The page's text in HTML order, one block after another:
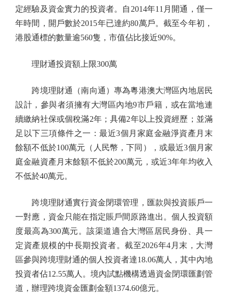
定經驗及資金實力的投資者。自2014年11月開通，僅一
年時間，開戶數於2015年已達約80萬戶。截至今年初，
港股通標的數量逾560隻，市值佔比接近90%。
理財通投資額上限300萬
跨境理財通（南向通）專為粵港澳大灣區內地居民
設計，參與者須擁有大灣區內地9市戶籍，或在當地連
續繳納社保或個稅滿2年；具備2年以上投資經歷；並滿
足以下三項條件之一：最近3個月家庭金融淨資產月末
餘額不低於100萬元（人民幣，下同），或最近3個月家
庭金融資產月末餘額不低於200萬元，或近3年年均收入
不低於40萬元。
跨境理財通實行資金閉環管理，匯款與投資賬戶一
一對應，資金只能在指定賬戶間原路進出。個人投資額
度最高為300萬元。該渠道適合大灣區居民身份、具一
定資產規模的中長期投資者。截至2026年4月末，大灣
區參與跨境理財通的個人投資者達18.06萬人，其中內地
投資者佔12.55萬人。境內試點機構透過資金閉環匯劃管
道，辦理跨境資金匯劃金額1374.60億元。